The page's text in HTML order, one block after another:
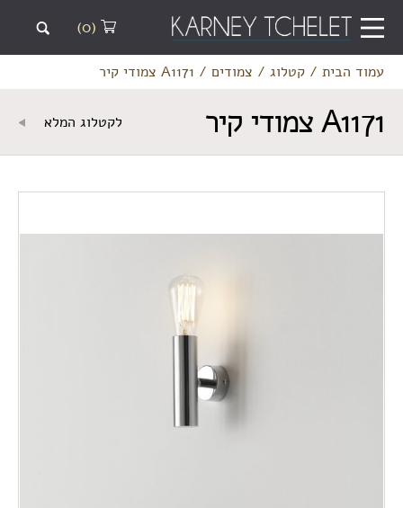
(0)
עמוד הבית/ קטלוג/ צמודים/ A1171 צמודי קיר
A1171 צמודי קיר לקטלוג המלא